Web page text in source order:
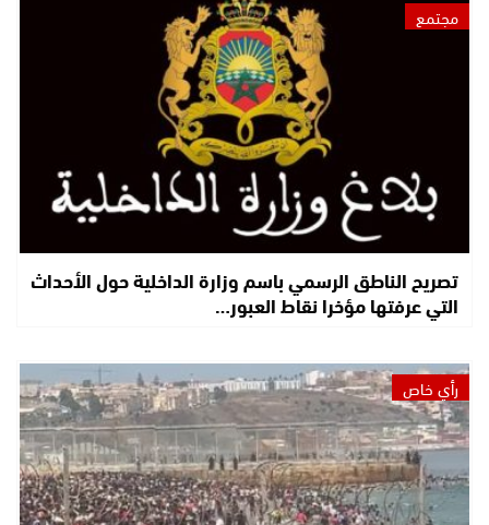
مجتمع
تصريح الناطق الرسمي باسم وزارة الداخلية حول الأحداث
التي عرفتها مؤخرا نقاط العبور…
رأي خاص